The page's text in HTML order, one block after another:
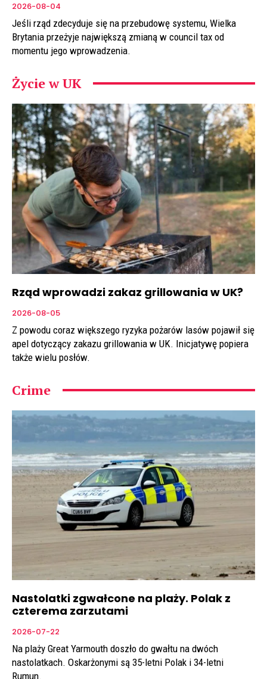
2026-08-04
Jeśli rząd zdecyduje się na przebudowę systemu, Wielka
Brytania przeżyje największą zmianą w council tax od
momentu jego wprowadzenia.
Życie w UK
Rząd wprowadzi zakaz grillowania w UK?
2026-08-05
Z powodu coraz większego ryzyka pożarów lasów pojawił się
apel dotyczący zakazu grillowania w UK. Inicjatywę popiera
także wielu posłów.
Crime
Nastolatki zgwałcone na plaży. Polak z
czterema zarzutami
2026-07-22
Na plaży Great Yarmouth doszło do gwałtu na dwóch
nastolatkach. Oskarżonymi są 35-letni Polak i 34-letni
Rumun.